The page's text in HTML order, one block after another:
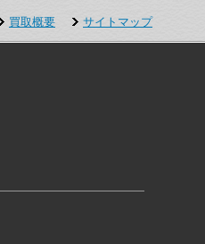
買取概要 サイトマップ